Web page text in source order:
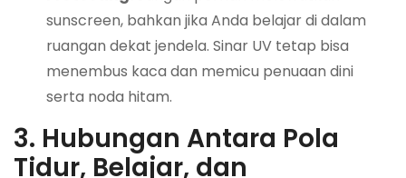
sunscreen, bahkan jika Anda belajar di dalam
ruangan dekat jendela. Sinar UV tetap bisa
menembus kaca dan memicu penuaan dini
serta noda hitam.
3. Hubungan Antara Pola
Tidur, Belajar, dan